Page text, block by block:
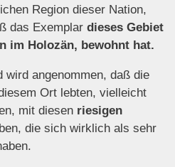
Region dieser Nation,
das Exemplar dieses Gebiet
im Holozän, bewohnt hat.
wird angenommen, daß die
Ort lebten, vielleicht
mit diesen riesigen
die sich wirklich als sehr